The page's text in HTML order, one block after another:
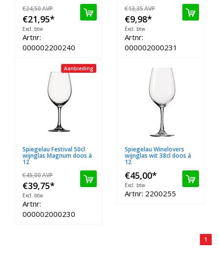
€24,50AVP
€21,95*
Excl. btw
Artnr:
000002200240
€13,35AVP
€9,98*
Excl. btw
Artnr:
000002000231
Aanbieding
Spiegelau Festival 50cl
wijnglas Magnum doos à
12
€45,00AVP
€39,75*
Excl. btw
Artnr:
000002000230
Spiegelau Winelovers
wijnglas wit 38cl doos à
12
€45,00*
Excl. btw
Artnr: 2200255
1